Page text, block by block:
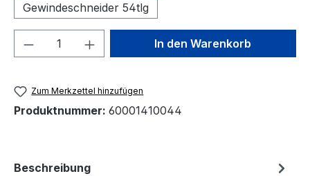
Gewindeschneider 54tlg
Produkt Anzahl: Gib denIn den Warenkorb
Zum Merkzettel hinzufügen
Produktnummer: 60001410044
Beschreibung